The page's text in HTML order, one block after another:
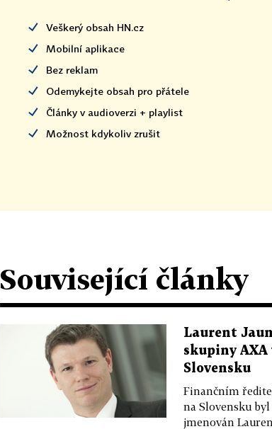
Veškerý obsah HN.cz
Mobilní aplikace
Bez reklam
Odemykejte obsah pro přátele
Články v audioverzi + playlist
Možnost kdykoliv zrušit
Související články
Laurent
skupiny AXA
Slovensku
Finančním
na Slovensku byl
jmenován